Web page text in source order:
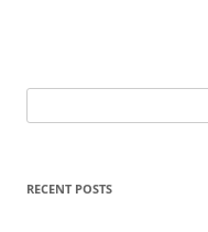
for:
RECENT POSTS